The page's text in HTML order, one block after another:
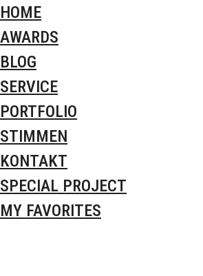
HOME
AWARDS
BLOG
SERVICE
PORTFOLIO
STIMMEN
KONTAKT
SPECIAL PROJECT
MY FAVORITES